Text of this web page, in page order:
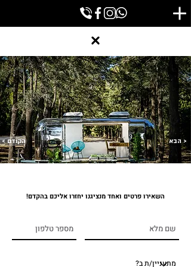
< הקודם הבא >
השאירו פרטים ואחד מנציגנו יחזרו אליכם בהקדם!